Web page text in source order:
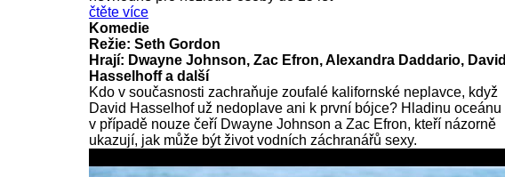
čtěte více
Komedie
Režie: Seth Gordon
Hrají: Dwayne Johnson, Zac Efron, Alexandra Daddario, David
Hasselhoff a další
Kdo v současnosti zachraňuje zoufalé kalifornské neplavce, když
David Hasselhof už nedoplave ani k první bójce? Hladinu oceánu
v případě nouze čeří Dwayne Johnson a Zac Efron, kteří názorně
ukazují, jak může být život vodních záchranářů sexy.